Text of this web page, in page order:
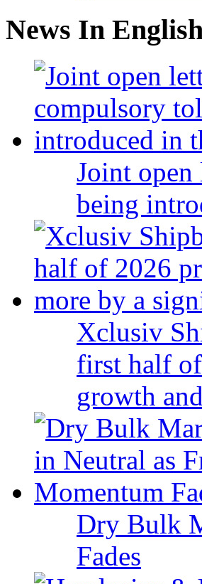
News In
Joint
being
Xclusiv
first half of
growth
Dry Bulk
Fades